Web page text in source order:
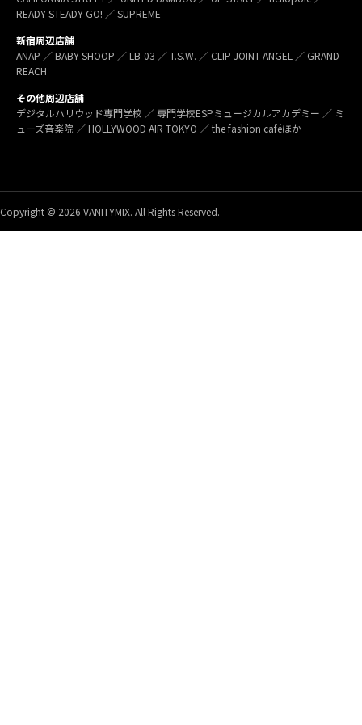
READY STEADY GO! ／ SUPREME
新宿周辺店舗
ANAP ／ BABY SHOOP ／ LB-03 ／ T.S.W. ／ CLIP JOINT ANGEL ／ GRAND
REACH
その他周辺店舗
デジタルハリウッド専門学校 ／ 専門学校ESPミュージカルアカデミー ／ ミ
ューズ音楽院 ／ HOLLYWOOD AIR TOKYO ／ the fashion caféほか
Copyright © 2026 VANITYMIX. All Rights Reserved.